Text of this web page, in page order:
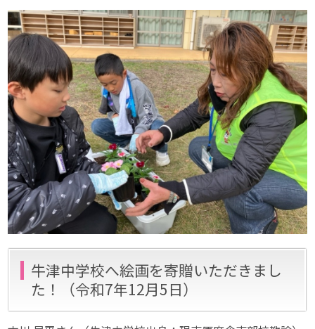
牛津中学校へ絵画を寄贈いただきまし
た！（令和7年12月5日）